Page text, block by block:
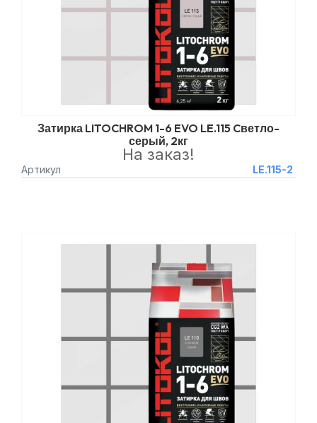
Затирка LITOCHROM 1-6 EVO LE.115 Cветло-
серый, 2кг
Артикул LE.115-2
На заказ!